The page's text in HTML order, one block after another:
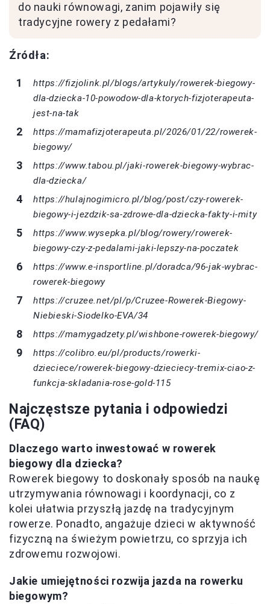
do nauki równowagi, zanim pojawiły się
tradycyjne rowery z pedałami?
Źródła:
https://fizjolink.pl/blogs/artykuly/rowerek-biegowy-
dla-dziecka-10-powodow-dla-ktorych-fizjoterapeuta-
jest-na-tak
https://mamafizjoterapeuta.pl/2026/01/22/rowerek-
biegowy/
https://www.tabou.pl/jaki-rowerek-biegowy-wybrac-
dla-dziecka/
https://hulajnogimicro.pl/blog/post/czy-rowerek-
biegowy-i-jezdzik-sa-zdrowe-dla-dziecka-fakty-i-mity
https://www.wysepka.pl/blog/rowery/rowerek-
biegowy-czy-z-pedalami-jaki-lepszy-na-poczatek
https://www.e-insportline.pl/doradca/96-jak-wybrac-
rowerek-biegowy
https://cruzee.net/pl/p/Cruzee-Rowerek-Biegowy-
Niebieski-Siodelko-EVA/34
https://mamygadzety.pl/wishbone-rowerek-biegowy/
https://colibro.eu/pl/products/rowerki-
dzieciece/rowerek-biegowy-dzieciecy-tremix-ciao-z-
funkcja-skladania-rose-gold-115
Najczęstsze pytania i odpowiedzi
(FAQ)
Dlaczego warto inwestować w rowerek
biegowy dla dziecka?
Rowerek biegowy to doskonały sposób na naukę
utrzymywania równowagi i koordynacji, co z
kolei ułatwia przyszłą jazdę na tradycyjnym
rowerze. Ponadto, angażuje dzieci w aktywność
fizyczną na świeżym powietrzu, co sprzyja ich
zdrowemu rozwojowi.
Jakie umiejętności rozwija jazda na rowerku
biegowym?